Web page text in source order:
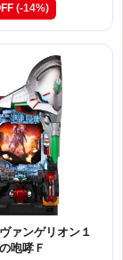
(-14%)
ァンゲリオン１
咆哮Ｆ